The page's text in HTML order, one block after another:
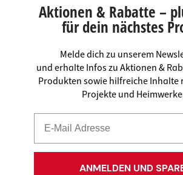
Aktionen & Rabatte –
für dein nächstes
Melde dich zu unserem
und erhalte Infos zu Aktionen &
Produkten sowie hilfreiche Inhalte
Projekte und
ANMELDEN UND